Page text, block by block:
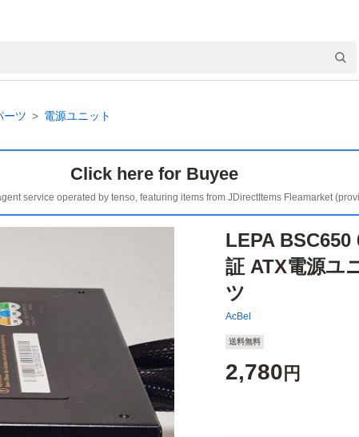
ーツ 電源ユニット
Click here for Buyee
service operated by tenso, featuring items from JDirectItems Fleamarket
LEPA BSC650
証 ATX電源ユ
ツ
AcBel
送料無料
2,780 円